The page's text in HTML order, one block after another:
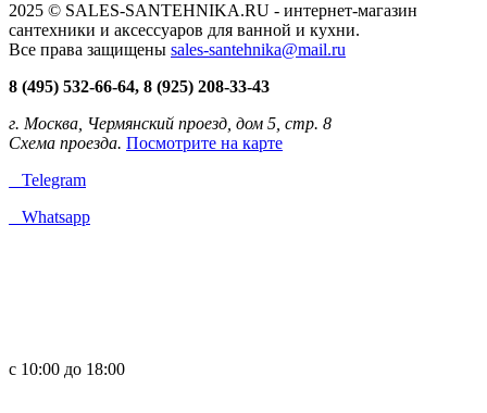
2025 © SALES-SANTEHNIKA.RU - интернет-магазин
сантехники и аксессуаров для ванной и кухни.
Все права защищены sales-santehnika@mail.ru
8 (495) 532-66-64, 8 (925) 208-33-43
г. Москва, Чермянский проезд, дом 5, стр. 8
Схема проезда. Посмотрите на карте
Telegram
Whatsapp
с 10:00 до 18:00